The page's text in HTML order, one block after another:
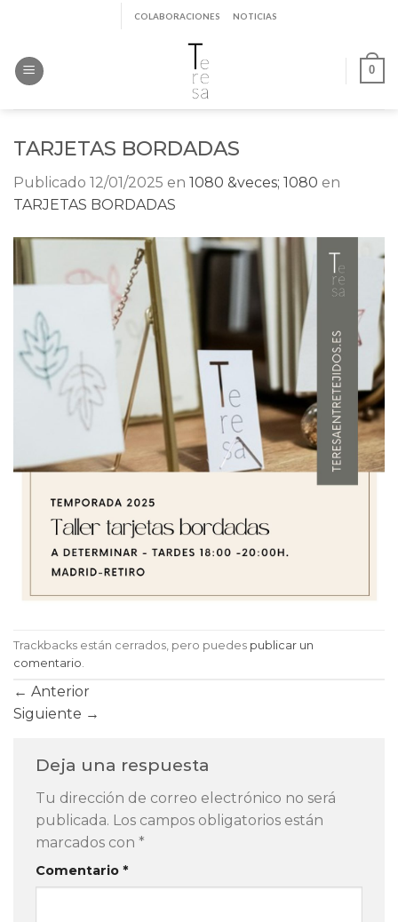
contenido
COLABORACIONES NOTICIAS
0
TARJETAS BORDADAS
Publicado 12/01/2025 en 1080 &veces; 1080 en
TARJETAS BORDADAS
Trackbacks están cerrados, pero puedes publicar un
comentario
← Anterior
Siguiente →
Deja una respuesta
Tu dirección de correo electrónico no será
publicada. Los campos obligatorios están
marcados con *
Comentario *